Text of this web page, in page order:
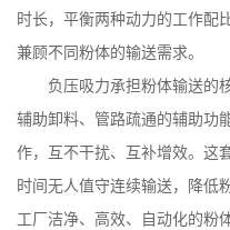
时长，平衡两种动力的工作配
兼顾不同粉体的输送需求。
负压吸力承担粉体输送的
辅助卸料、管路疏通的辅助功
作，互不干扰、互补增效。这
时间无人值守连续输送，降低
工厂洁净、高效、自动化的粉